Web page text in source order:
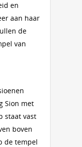
en
aan haar
de
van
Sion met
staat vast
boven
de tempel